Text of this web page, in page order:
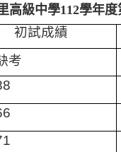
高級中學112學年度
初試成績
考